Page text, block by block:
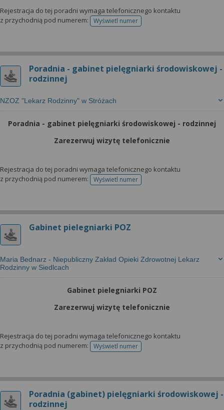
Rejestracja do tej poradni wymaga telefonicznego kontaktu
z przychodnią pod numerem:
Wyświetl numertelefonu do rejestracji
Poradnia - gabinet pielęgniarki środowiskowej -
rodzinnej
NZOZ "Lekarz Rodzinny" w Stróżach
Poradnia - gabinet pielęgniarki środowiskowej - rodzinnej
Zarezerwuj wizytę telefonicznie
Rejestracja do tej poradni wymaga telefonicznego kontaktu
z przychodnią pod numerem:
Wyświetl numertelefonu do rejestracji
Gabinet pielegniarki POZ
Maria Bednarz - Niepubliczny Zakład Opieki Zdrowotnej Lekarz
Rodzinny w Siedlcach
Gabinet pielegniarki POZ
Zarezerwuj wizytę telefonicznie
Rejestracja do tej poradni wymaga telefonicznego kontaktu
z przychodnią pod numerem:
Wyświetl numertelefonu do rejestracji
Poradnia (gabinet) pielęgniarki środowiskowej -
rodzinnej